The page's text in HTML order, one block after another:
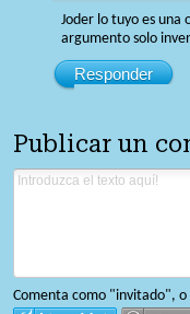
Joder lo tuyo es una
argumento solo
Responder
Publicar un
Comenta como "invitado", o